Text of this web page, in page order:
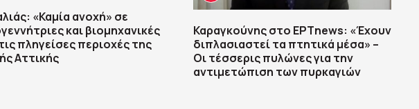
«Καμία ανοχή» σε
και βιομηχανικές
πληγείσες περιοχές της
Αττικής
Καραγκούνης στο ΕΡΤnews: «Έχουν
διπλασιαστεί τα πτητικά μέσα» –
Οι τέσσερις πυλώνες για την
αντιμετώπιση των πυρκαγιών